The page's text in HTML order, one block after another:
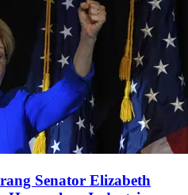
Senator Elizabeth